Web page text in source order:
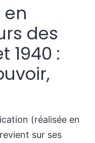
des
1940 :
(réalisée en
sur ses